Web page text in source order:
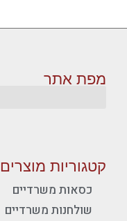
מפת אתר
קטגוריות מוצרים
כסאות משרדיים
שולחנות משרדיים